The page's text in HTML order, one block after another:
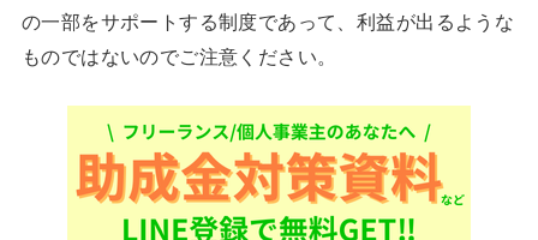
の一部をサポートする制度であって、利益が出るような
ものではないのでご注意ください。